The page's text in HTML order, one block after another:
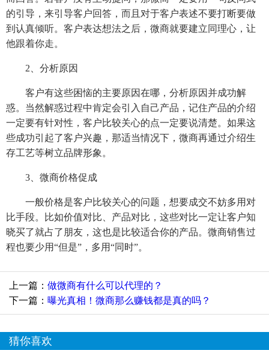
的引导，来引导客户回答，而且对于客户表述不要打断要做
到认真倾听。客户表达想法之后，微商就要建立同理心，让
他跟着你走。
2、分析原因
客户有这些困恼的主要原因在哪，分析原因并成功解
惑。当然解惑过程中肯定会引入自己产品，记住产品的介绍
一定要有针对性，客户比较关心的点一定要说清楚。如果这
些成功引起了客户兴趣，那适当情况下，微商再通过介绍生
存工艺等树立品牌形象。
3、微商价格促成
一般价格是客户比较关心的问题，想要成交不妨多用对
比手段。比如价值对比、产品对比，这些对比一定让客户知
晓买了就占了朋友，这也是比较适合你的产品。微商销售过
程也要少用“但是”，多用“同时”。
上一篇： 做微商有什么可以代理的？
下一篇： 曝光真相！微商那么赚钱都是真的吗？
猜你喜欢